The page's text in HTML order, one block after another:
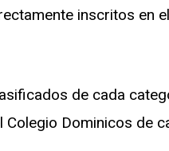
inscritos en
de cada
Dominicos de